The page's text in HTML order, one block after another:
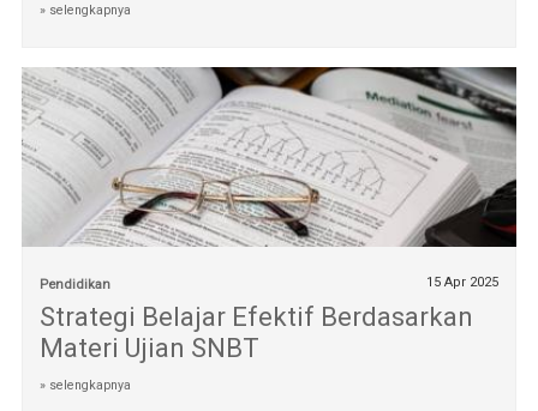
» selengkapnya
Pendidikan 15 Apr 2025
Strategi Belajar Efektif Berdasarkan
Materi Ujian SNBT
» selengkapnya